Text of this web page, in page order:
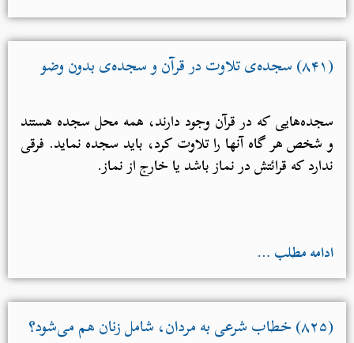
(۸۴۱) سجده‌ی تلاوت در قرآن و سجده‌ی بدون وضو
سجده‌هایی که در قرآن وجود دارند، همه محل سجده هستند
و شخص هر گاه آنها را تلاوت کرد، باید سجده نماید. فرقی
ندارد که قرائتش در نماز باشد یا خارج از نماز.
ادامه مطلب …
(۸۲۵) خطاب شرعی به مردان، شامل زنان هم می‌شود؟